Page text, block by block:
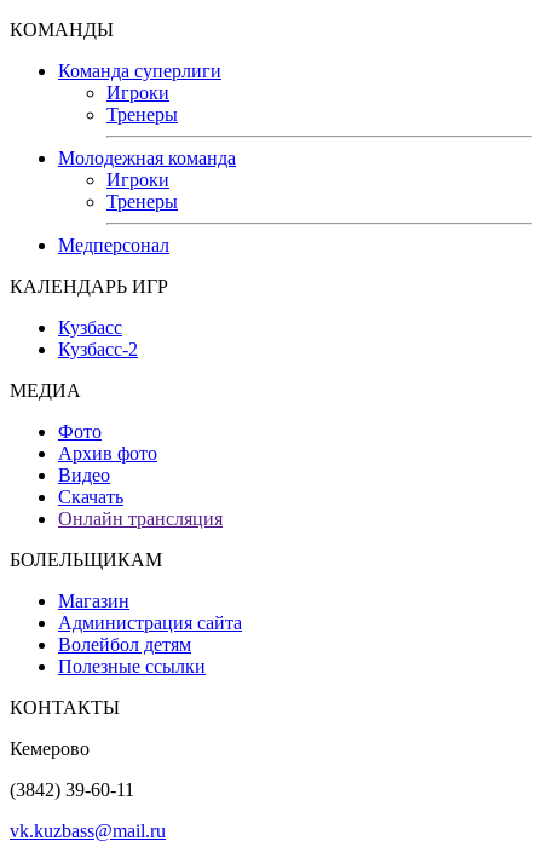
КОМАНДЫ
Команда суперлиги
Игроки
Тренеры
Молодежная команда
Игроки
Тренеры
Медперсонал
КАЛЕНДАРЬ ИГР
Кузбасс
Кузбасс-2
МЕДИА
Фото
Архив фото
Видео
Скачать
Онлайн трансляция
БОЛЕЛЬЩИКАМ
Магазин
Администрация сайта
Волейбол детям
Полезные ссылки
КОНТАКТЫ
Кемерово
(3842) 39-60-11
vk.kuzbass@mail.ru